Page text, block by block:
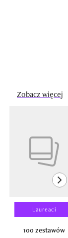
Zobacz więcej
Laureaci
100 zestawów